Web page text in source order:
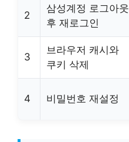
2
삼성계정 로그아웃
후 재로그인
3
브라우저 캐시와
쿠키 삭제
4 비밀번호 재설정